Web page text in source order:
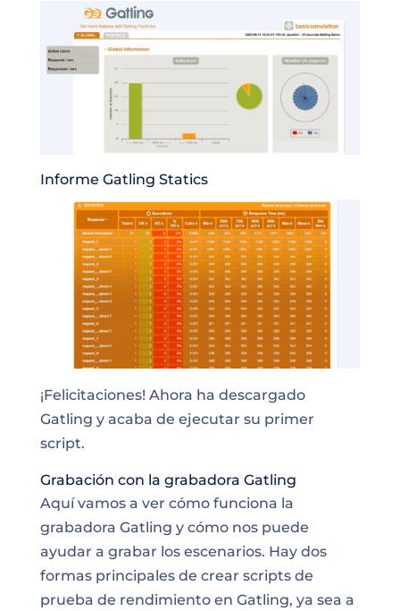
Informe Gatling Statics
¡Felicitaciones! Ahora ha descargado
Gatling y acaba de ejecutar su primer
script.
Grabación con la grabadora Gatling
Aquí vamos a ver cómo funciona la
grabadora Gatling y cómo nos puede
ayudar a grabar los escenarios. Hay dos
formas principales de crear scripts de
prueba de rendimiento en Gatling, ya sea a